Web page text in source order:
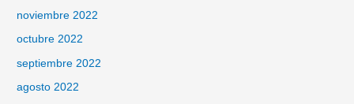
noviembre 2022
octubre 2022
septiembre 2022
agosto 2022